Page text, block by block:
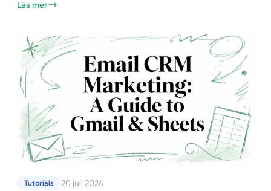
leveranssäkerheten.
Läs mer
Tutorials 20 juli 2026